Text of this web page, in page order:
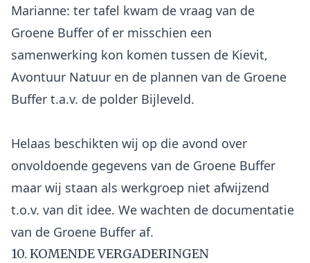
Marianne: ter tafel kwam de vraag van de
Groene Buffer of er misschien een
samenwerking kon komen tussen de Kievit,
Avontuur Natuur en de plannen van de Groene
Buffer t.a.v. de polder Bijleveld.
Helaas beschikten wij op die avond over
onvoldoende gegevens van de Groene Buffer
maar wij staan als werkgroep niet afwijzend
t.o.v. van dit idee. We wachten de documentatie
10. KOMENDE VERGADERINGEN